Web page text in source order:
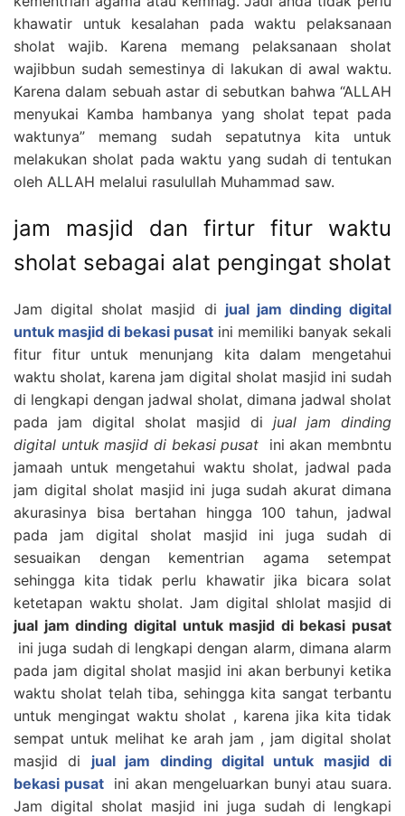
khawatir untuk kesalahan pada waktu pelaksanaan
sholat wajib. Karena memang pelaksanaan sholat
wajibbun sudah semestinya di lakukan di awal waktu.
Karena dalam sebuah astar di sebutkan bahwa “ALLAH
menyukai Kamba hambanya yang sholat tepat pada
waktunya” memang sudah sepatutnya kita untuk
melakukan sholat pada waktu yang sudah di tentukan
oleh ALLAH melalui rasulullah Muhammad saw.
jam masjid dan firtur fitur waktu
sholat sebagai alat pengingat sholat
Jam digital sholat masjid di jual jam dinding digital
untuk masjid di bekasi pusat ini memiliki banyak sekali
fitur fitur untuk menunjang kita dalam mengetahui
waktu sholat, karena jam digital sholat masjid ini sudah
di lengkapi dengan jadwal sholat, dimana jadwal sholat
pada jam digital sholat masjid di jual jam dinding
digital untuk masjid di bekasi pusat ini akan membntu
jamaah untuk mengetahui waktu sholat, jadwal pada
jam digital sholat masjid ini juga sudah akurat dimana
akurasinya bisa bertahan hingga 100 tahun, jadwal
pada jam digital sholat masjid ini juga sudah di
sesuaikan dengan kementrian agama setempat
sehingga kita tidak perlu khawatir jika bicara solat
ketetapan waktu sholat. Jam digital shlolat masjid di
jual jam dinding digital untuk masjid di bekasi pusat
ini juga sudah di lengkapi dengan alarm, dimana alarm
pada jam digital sholat masjid ini akan berbunyi ketika
waktu sholat telah tiba, sehingga kita sangat terbantu
untuk mengingat waktu sholat , karena jika kita tidak
sempat untuk melihat ke arah jam , jam digital sholat
masjid di
jual jam dinding digital untuk masjid di
bekasi pusatini akan mengeluarkan bunyi atau suara.
Jam digital sholat masjid ini juga sudah di lengkapi